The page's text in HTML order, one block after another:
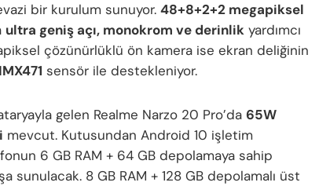
bir kurulum sunuyor. 48+8+2+2 megapiksel
ultra geniş açı, monokrom ve derinlik yardımcı
çözünürlüklü ön kamera ise ekran deliğinin
sensör ile destekleniyor.
gelen Realme Narzo 20 Pro’da 65W
mevcut. Kutusundan Android 10 işletim
6 GB RAM + 64 GB depolamaya sahip
sunulacak. 8 GB RAM + 128 GB depolamalı üst